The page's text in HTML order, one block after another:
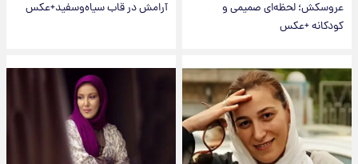
عروسکش؛ لحظه‌ای صمیمی و
کودکانه +عکس
آرامش در قاب سیاه‌وسفید+عکس